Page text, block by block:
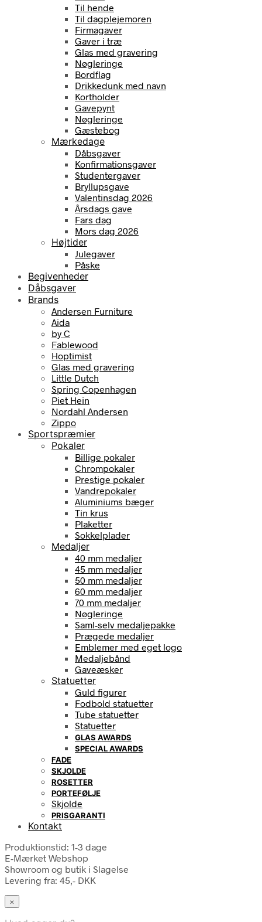
Til hende
Til dagplejemoren
Firmagaver
Gaver i træ
Glas med gravering
Nøgleringe
Bordflag
Drikkedunk med navn
Kortholder
Gavepynt
Nøgleringe
Gæstebog
Mærkedage
Dåbsgaver
Konfirmationsgaver
Studentergaver
Bryllupsgave
Valentinsdag 2026
Årsdags gave
Fars dag
Mors dag 2026
Højtider
Julegaver
Påske
Begivenheder
Dåbsgaver
Brands
Andersen Furniture
Aida
by C
Fablewood
Hoptimist
Glas med gravering
Little Dutch
Spring Copenhagen
Piet Hein
Nordahl Andersen
Zippo
Sportspræmier
Pokaler
Billige pokaler
Chrompokaler
Prestige pokaler
Vandrepokaler
Aluminiums bæger
Tin krus
Plaketter
Sokkelplader
Medaljer
40 mm medaljer
45 mm medaljer
50 mm medaljer
60 mm medaljer
70 mm medaljer
Nøgleringe
Saml-selv medaljepakke
Prægede medaljer
Emblemer med eget logo
Medaljebånd
Gaveæsker
Statuetter
Guld figurer
Fodbold statuetter
Tube statuetter
Statuetter
GLAS AWARDS
SPECIAL AWARDS
FADE
SKJOLDE
ROSETTER
PORTEFØLJE
Skjolde
PRISGARANTI
Kontakt
Produktionstid: 1-3 dage
E-Mærket Webshop
Showroom og butik i Slagelse
Levering fra: 45,- DKK
×